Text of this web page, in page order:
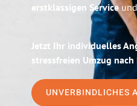
erstklassigen Service
Jetzt Ihr individuelles
stressfreien Umzug
UNVERBINDLICHES